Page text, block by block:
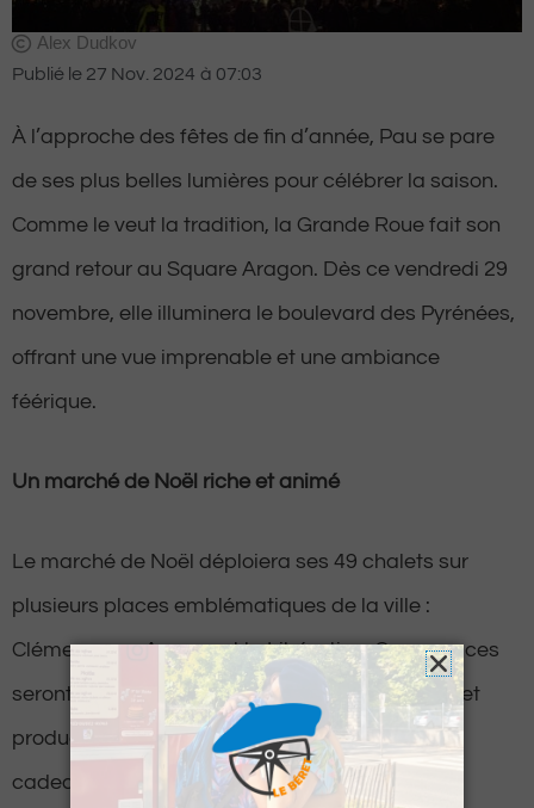
Alex Dudkov
Publié le 27 Nov. 2024 à 07:03
À l’approche des fêtes de fin d’année, Pau se pare
de ses plus belles lumières pour célébrer la saison.
Comme le veut la tradition, la Grande Roue fait son
grand retour au Square Aragon. Dès ce vendredi 29
novembre, elle illuminera le boulevard des Pyrénées,
offrant une vue imprenable et une ambiance
féérique.
Un marché de Noël riche et animé
Le marché de Noël déploiera ses 49 chalets sur
plusieurs places emblématiques de la ville :
Clémenceau, Aragon et la Libération. Ces espaces
seront animés par des artisans, commerçants et
producteurs locaux, parfaits pour dénicher des
cadeaux uniques et déguster des douceurs de